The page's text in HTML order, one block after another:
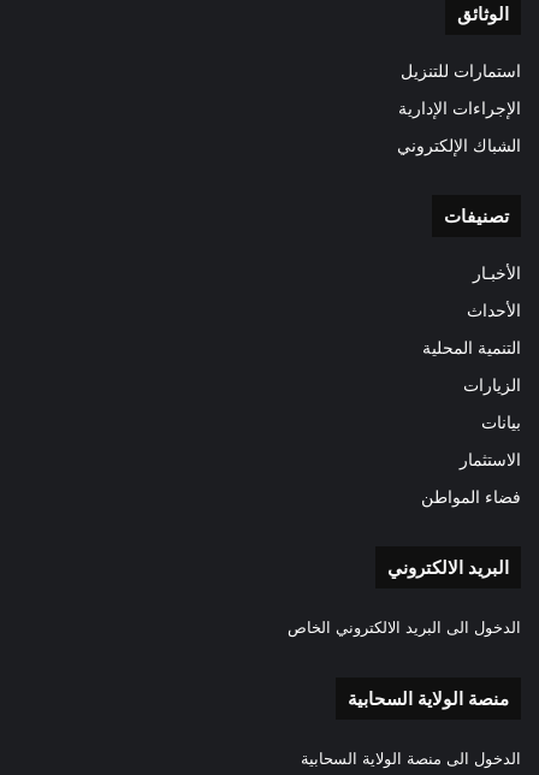
الوثائق
استمارات للتنزيل
الإجراءات الإدارية
الشباك الإلكتروني
تصنيفات
الأخبـار
الأحداث
التنمية المحلية
الزيارات
بيانات
الاستثمار
فضاء المواطن
البريد الالكتروني
الدخول الى البريد الالكتروني الخاص
منصة الولاية السحابية
الدخول الى منصة الولاية السحابية